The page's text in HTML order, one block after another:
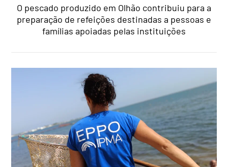
O pescado produzido em Olhão contribuiu para a
preparação de refeições destinadas a pessoas e
famílias apoiadas pelas instituições